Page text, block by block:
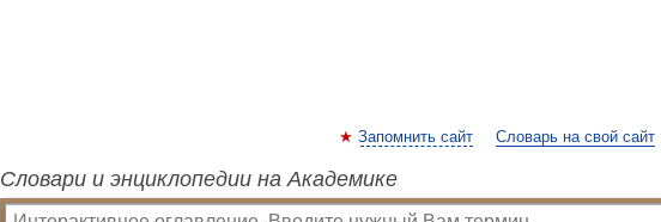
Запомнить сайт Словарь на свой сайт
Словари и энциклопедии на Академике